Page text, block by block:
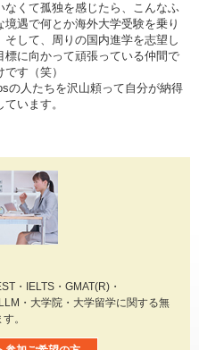
くて孤独を感じたら、こんなふ
遇で何とか海外大学受験を乗り
して、周りの国内進学を志望し
に向かって頑張っている仲間で
す（笑）
の人たちを沢山頼って自分が納得
います。
・IELTS・GMAT(R)・
・大学院・大学留学に関する無
。